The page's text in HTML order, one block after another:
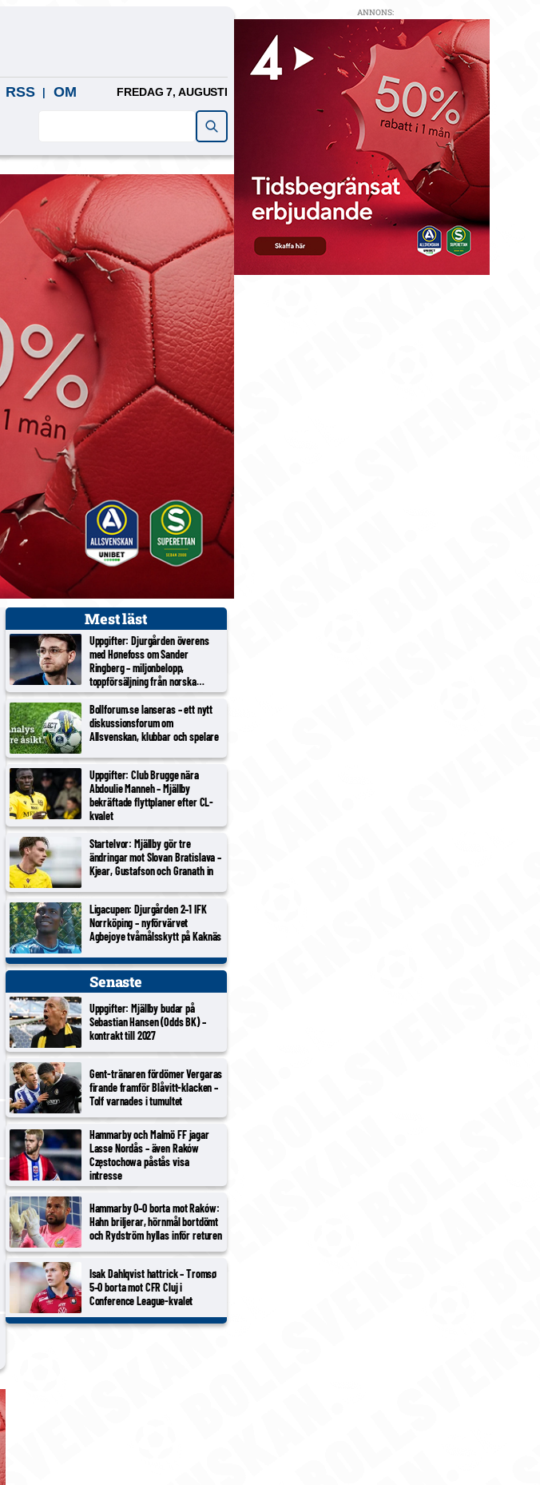
RSS OM FREDAG 7, AUGUSTI
Mest läst
Uppgifter: Djurgården överens
med Hønefoss om Sander
Ringberg – miljonbelopp,
toppförsäljning från norska
tredjeligan
Bollforum.se lanseras – ett nytt
diskussionsforum om
Allsvenskan, klubbar och spelare
Uppgifter: Club Brugge nära
Abdoulie Manneh – Mjällby
bekräftade flyttplaner efter CL-
kvalet
Startelvor: Mjällby gör tre
ändringar mot Slovan Bratislava –
Kjear, Gustafson och Granath in
Ligacupen: Djurgården 2–1 IFK
Norrköping – nyförvärvet
Agbejoye tvåmålsskytt på Kaknäs
Senaste
Uppgifter: Mjällby budar på
Sebastian Hansen (Odds BK) –
kontrakt till 2027
Gent-tränaren fördömer Vergaras
firande framför Blåvitt-klacken –
Tolf varnades i tumultet
Hammarby och Malmö FF jagar
Lasse Nordås – även Raków
Częstochowa påstås visa
intresse
Hammarby 0–0 borta mot Raków:
Hahn briljerar, hörnmål bortdömt
och Rydström hyllas inför returen
Isak Dahlqvist hattrick – Tromsø
5–0 borta mot CFR Cluj i
Conference League-kvalet
ANNONS: